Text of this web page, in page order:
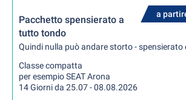
a
Pacchetto spensierato a
tutto tondo
Quindi nulla può andare storto -
Classe compatta
per esempio SEAT Arona
14 Giorni da 25.07 - 08.08.2026